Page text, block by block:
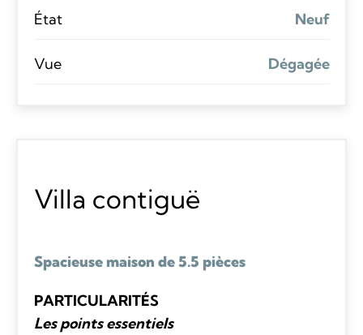
État Neuf
Vue Dégagée
Villa contiguë
Spacieuse maison de 5.5 pièces
PARTICULARITÉS
Les points essentiels